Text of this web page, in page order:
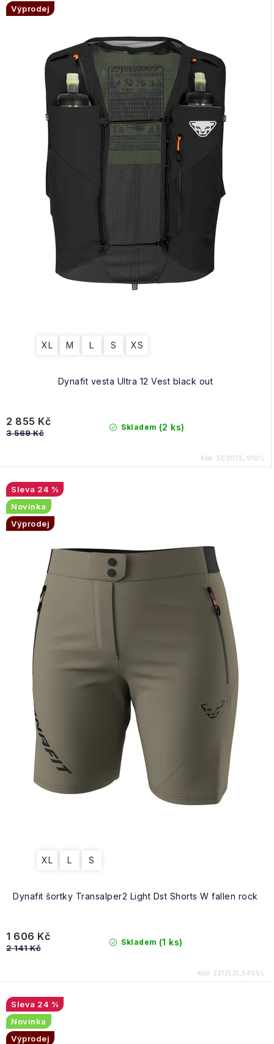
Dynafit vesta Ultra 12 Vest black out
Výprodej
XL M L S XS
Skladem (2 ks)
2 855 Kč
3 569 Kč
Kód: 5031175_910/L
Dynafit šortky Transalper2 Light Dst Shorts W fallen rock
24 %
Novinka
Výprodej
XL L S
Skladem (1 ks)
1 606 Kč
2 141 Kč
Kód: 2212531_5491/L
24 %
Novinka
Výprodej